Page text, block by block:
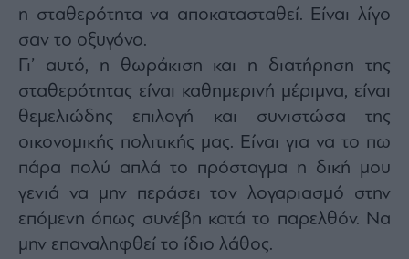
η σταθερότητα να αποκατασταθεί. Είναι λίγο
σαν το οξυγόνο.
Γι’ αυτό, η θωράκιση και η διατήρηση της
σταθερότητας είναι καθημερινή μέριμνα, είναι
θεμελιώδης επιλογή και συνιστώσα της
οικονομικής πολιτικής μας. Είναι για να το πω
πάρα πολύ απλά το πρόσταγμα η δική μου
γενιά να μην περάσει τον λογαριασμό στην
επόμενη όπως συνέβη κατά το παρελθόν. Να
μην επαναληφθεί το ίδιο λάθος.